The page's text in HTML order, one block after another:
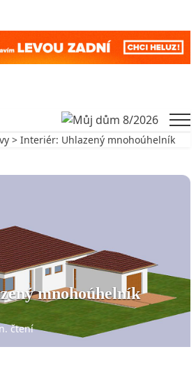
> Interiér: Uhlazený mnohoúhelník
mnohoúhelník
čtení